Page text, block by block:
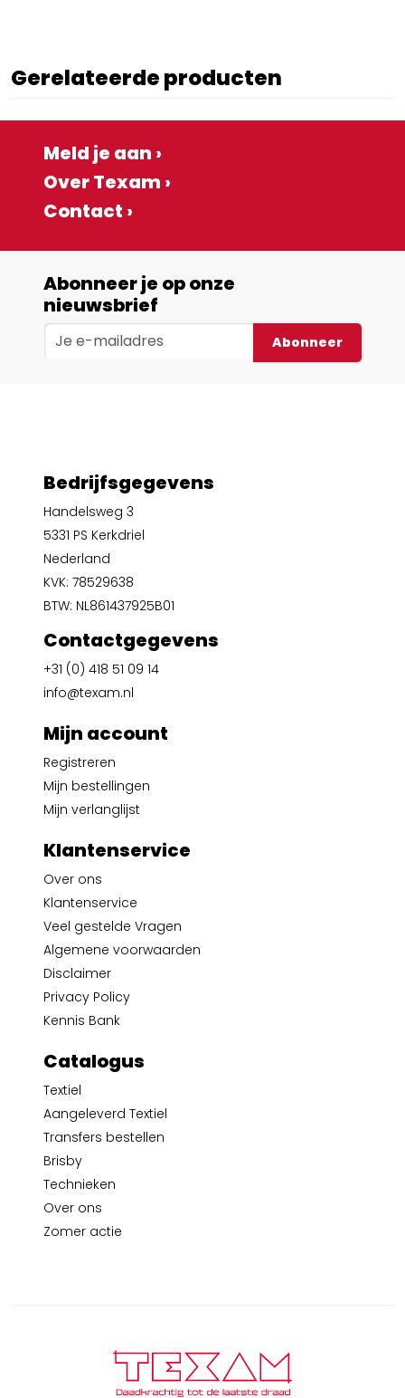
Gerelateerde producten
Meld je aan ›
Over Texam ›
Contact ›
Abonneer je op onze
nieuwsbrief
Abonneer
Bedrijfsgegevens
Handelsweg 3
5331 PS Kerkdriel
Nederland
KVK: 78529638
BTW: NL861437925B01
Contactgegevens
+31 (0) 418 51 09 14
info@texam.nl
Mijn account
Registreren
Mijn bestellingen
Mijn verlanglijst
Klantenservice
Over ons
Klantenservice
Veel gestelde Vragen
Algemene voorwaarden
Disclaimer
Privacy Policy
Kennis Bank
Catalogus
Textiel
Aangeleverd Textiel
Transfers bestellen
Brisby
Technieken
Over ons
Zomer actie